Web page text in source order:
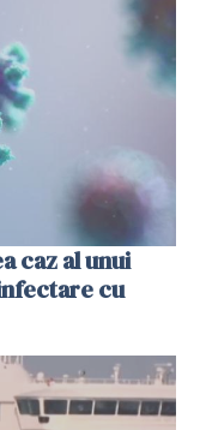
caz al unui
cu